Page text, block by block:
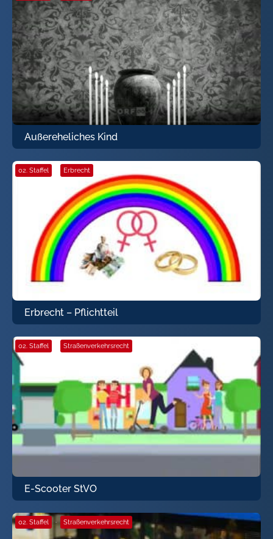
Außereheliches Kind
02. Staffel Erbrecht
Erbrecht – Pflichtteil
02. Staffel Straßenverkehrsrecht
E-Scooter StVO
02. Staffel · Straßenverkehrsrecht